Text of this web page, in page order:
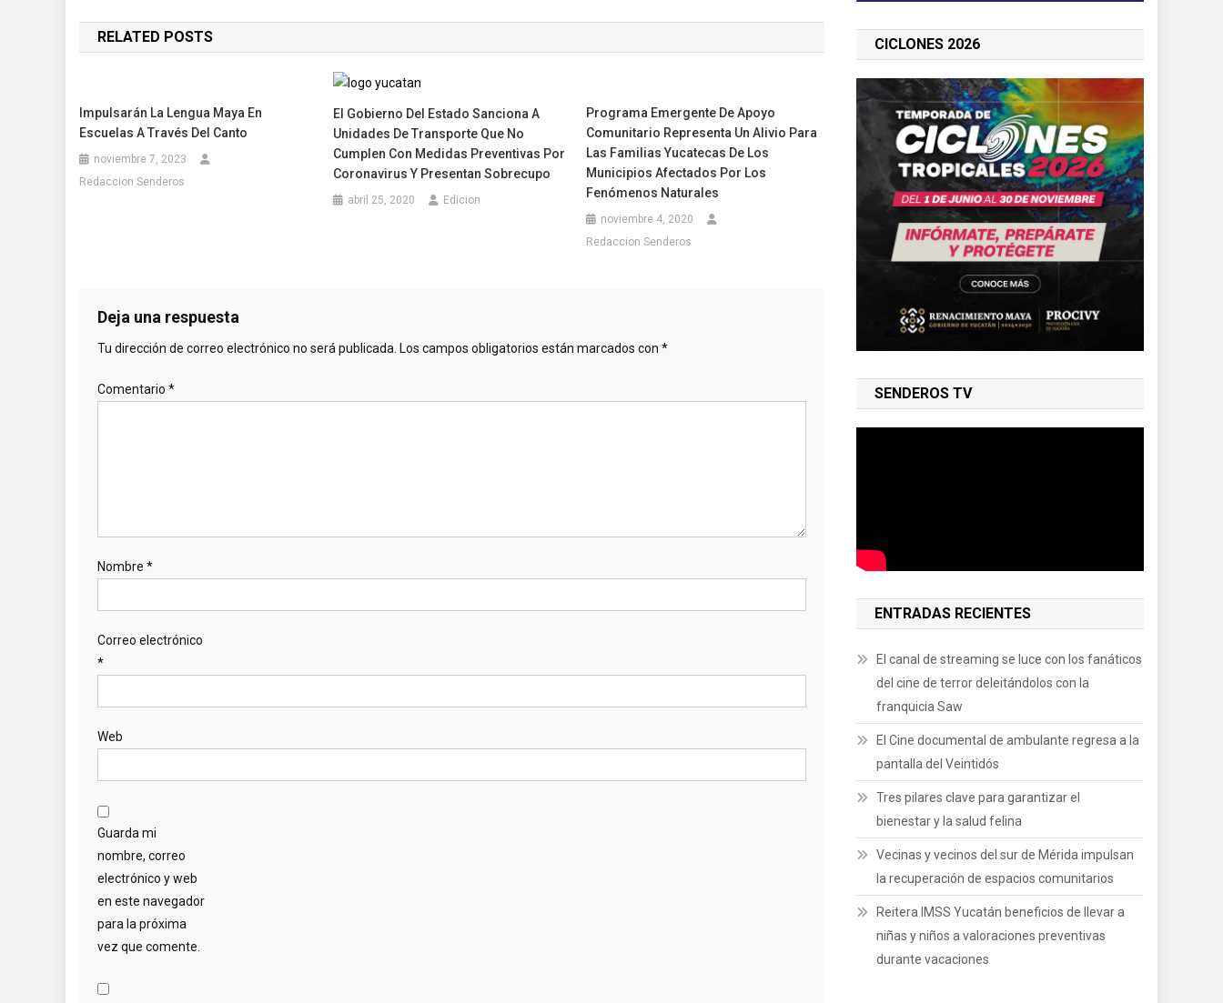
de
entradas
RELATED POSTS
Impulsarán La Lengua Maya En
Escuelas A Través Del Canto
noviembre 7, 2023
Redaccion Senderos
El Gobierno Del Estado Sanciona A
Unidades De Transporte Que No
Cumplen Con Medidas Preventivas Por
Coronavirus Y Presentan Sobrecupo
abril 25, 2020 Edicion
Programa Emergente De Apoyo
Comunitario Representa Un Alivio Para
Las Familias Yucatecas De Los
Municipios Afectados Por Los
Fenómenos Naturales
noviembre 4, 2020
Redaccion Senderos
Deja una respuesta
Tu dirección de correo electrónico no será publicada. Los campos obligatorios están marcados con *
Comentario *
Nombre *
Correo electrónico
*
Web
Guarda mi
nombre, correo
electrónico y web
en este navegador
para la próxima
vez que comente.
CICLONES 2026
SENDEROS TV
ENTRADAS RECIENTES
El canal de streaming se luce con los fanáticos
del cine de terror deleitándolos con la
franquicia Saw
El Cine documental de ambulante regresa a la
pantalla del Veintidós
Tres pilares clave para garantizar el
bienestar y la salud felina
Vecinas y vecinos del sur de Mérida impulsan
la recuperación de espacios comunitarios
Reitera IMSS Yucatán beneficios de llevar a
niñas y niños a valoraciones preventivas
durante vacaciones